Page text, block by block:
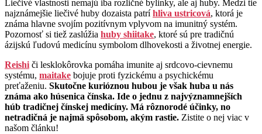
Liečivé vlastnosti nemajú iba rozličné bylinky, ale aj huby. Medzi tie
najznámejšie liečivé huby dozaista patríhliva ustricová, ktorá je
známa hlavne svojím pozitívnym vplyvom na imunitný systém.
Pozornosť si tiež zaslúžia huby shiitake, ktoré sú pre tradičnú
ázijskú ľudovú medicínu symbolom dlhovekosti a životnej energie.
Reishiči lesklokôrovka pomáha imunite aj srdcovo-cievnemu
systému, maitake bojuje proti fyzickému a psychickému
preťaženiu. Skutočne kurióznou hubou je však huba u nás
známa ako húsenica čínska. Ide o jednu z najvýznamnejších
húb tradičnej čínskej medicíny. Má rôznorodé účinky, no
netradičná je najmä spôsobom, akým rastie. Zistite o nej viac v
našom článku!